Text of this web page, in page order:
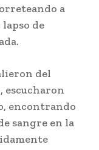
a
de
del
escucharon
encontrando
sangre en la